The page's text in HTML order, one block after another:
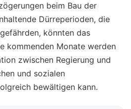
beim Bau der
Dürreperioden, die
könnten das
kommenden Monate werden
zwischen Regierung und
und sozialen
bewältigen kann.